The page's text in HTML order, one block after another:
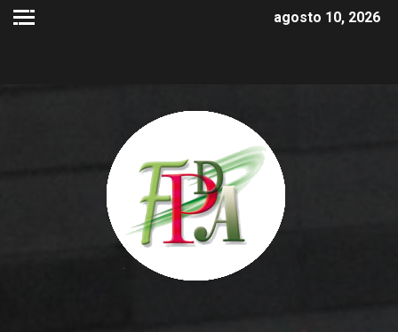
agosto 10, 2026